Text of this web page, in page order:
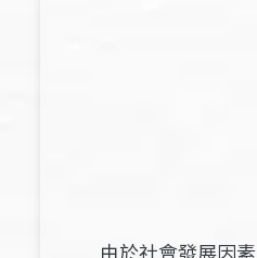
由於社會發展因